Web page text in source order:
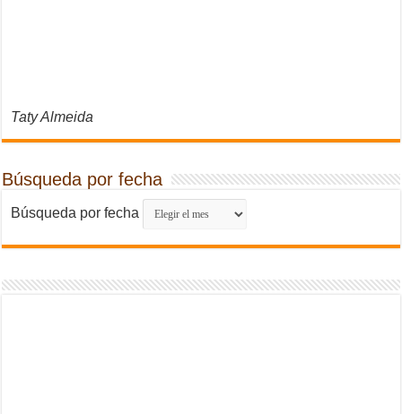
Taty Almeida
Búsqueda por fecha
Búsqueda por fecha